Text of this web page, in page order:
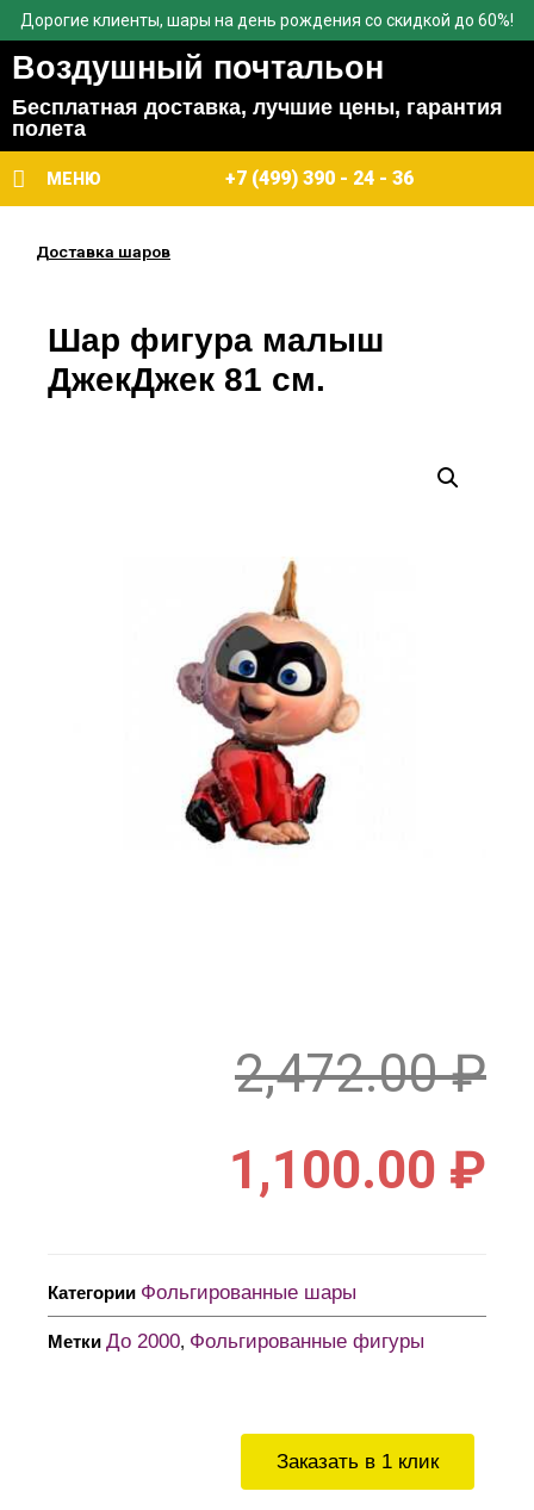
Дорогие клиенты, шары на день рождения со скидкой до 60%!
Воздушный почтальон
Бесплатная доставка, лучшие цены, гарантия
полета
МЕНЮ +7 (499) 390 - 24 - 36
Доставка шаров
Заказать в 1 клик
Шар фигура малыш
ДжекДжек 81 см.
2,472.00₽
1,100.00 ₽
Категории Фольгированные шары
Метки До 2000, Фольгированные фигуры